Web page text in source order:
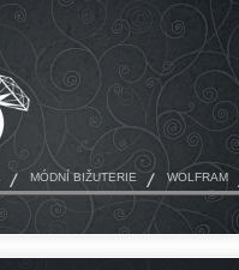
MÓDNÍ BIŽUTERIE WOLFRAM